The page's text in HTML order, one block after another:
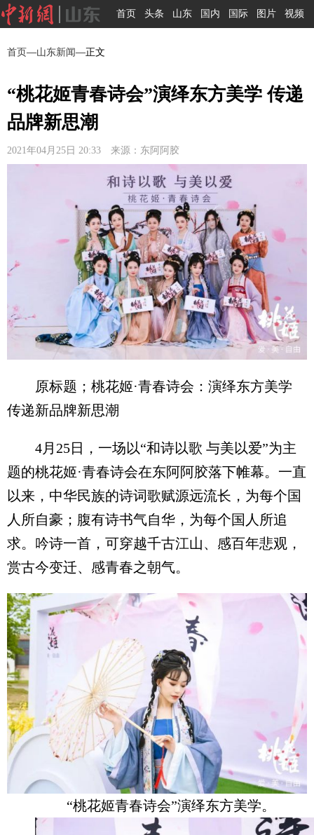
首页 头条 山东 国内 国际 图片 视频
首页—山东新闻—正文
“桃花姬青春诗会”演绎东方美学 传递
品牌新思潮
2021年04月25日 20:33 来源：东阿阿胶
原标题；桃花姬·青春诗会：演绎东方美学
传递新品牌新思潮
4月25日，一场以“和诗以歌 与美以爱”为主
题的桃花姬·青春诗会在东阿阿胶落下帷幕。一直
以来，中华民族的诗词歌赋源远流长，为每个国
人所自豪；腹有诗书气自华，为每个国人所追
求。吟诗一首，可穿越千古江山、感百年悲观，
赏古今变迁、感青春之朝气。
“桃花姬青春诗会”演绎东方美学。